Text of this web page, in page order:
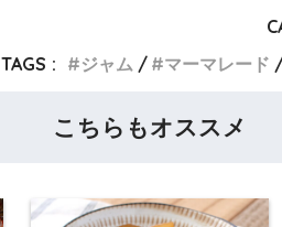
TAGS :
ジャム マーマレード
こちらもオススメ